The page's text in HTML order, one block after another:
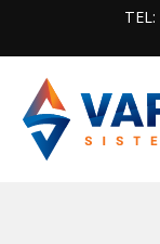
content
TEL: